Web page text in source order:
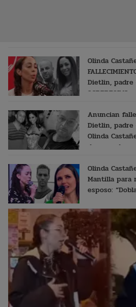
Olinda
Dietlin, padre
SORPRESIVO
Anuncian
Dietlin, padre
Olinda
desgarrador
Olinda
Mantilla para
esposo: